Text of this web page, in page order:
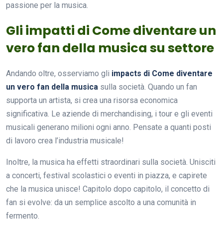
passione per la musica.
Gli impatti di Come diventare un
vero fan della musica su settore
Andando oltre, osserviamo gli impacts di Come diventare
un vero fan della musica sulla società. Quando un fan
supporta un artista, si crea una risorsa economica
significativa. Le aziende di merchandising, i tour e gli eventi
musicali generano milioni ogni anno. Pensate a quanti posti
di lavoro crea l’industria musicale!
Inoltre, la musica ha effetti straordinari sulla società. Unisciti
a concerti, festival scolastici o eventi in piazza, e capirete
che la musica unisce! Capitolo dopo capitolo, il concetto di
fan si evolve: da un semplice ascolto a una comunità in
fermento.